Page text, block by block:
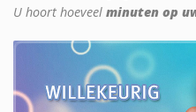
U hoort hoeveel minuten op